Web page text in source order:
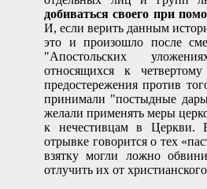
добиваться своего при
И, если верить данным
это и произошло после
"Апостольских
относящихся к четвертому
предостережения против
принимали "постыдные
желали применять меры
к нечестивцам в Церкви.
отрывке говорится о тех
взятку могли ложно
отлучить их от